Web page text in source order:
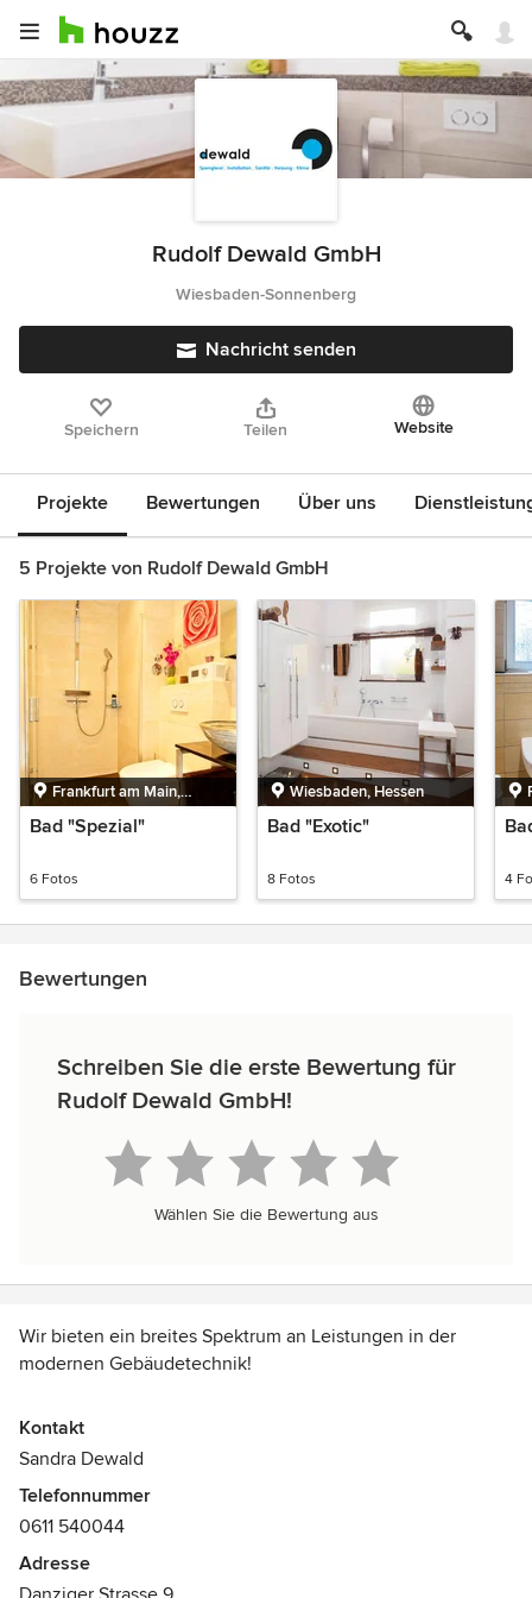
Rudolf Dewald GmbH
Wiesbaden-Sonnenberg
Nachricht senden
Speichern Teilen Website
Projekte Bewertungen Über uns
5 Projekte von Rudolf Dewald GmbH
Frankfurt am Main,
Hessen
Bad "Spezial"
6 Fotos
Wiesbaden, Hessen
Bad "Exotic"
8 Fotos 4
Bewertungen
Schreiben Sie die erste Bewertung für
Rudolf Dewald GmbH!
Wählen Sie die Bewertung aus
Wir bieten ein breites Spektrum an Leistungen in der
modernen Gebäudetechnik!
Als mittelständischer – seit Firmengründung im Jahr 1966
stetig wachsender – Familienbetrieb verfügen wir über ein
Mit eigenen Meistern und Fachkräften sind wir in den
Bereichen Spenglerei, Installation, Sanitär, Heizung sowie
Klima und Lüftung tätig.
Kontakt
Sandra Dewald
Telefonnummer
0611 540044
Adresse